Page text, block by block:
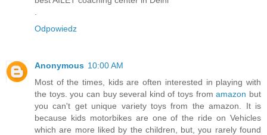
Odpowiedz
Anonymous 10:00 AM
Most of the times, kids are often interested in playing with
the toys. you can buy several kind of toys fromamazon but
you can't get unique variety toys from the amazon. It is
because kids motorbikes are one of the ride on Vehicles
which are more liked by the children, but, you rarely found